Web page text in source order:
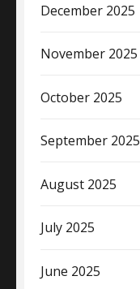
December 2025
November 2025
October 2025
September 2025
August 2025
July 2025
June 2025